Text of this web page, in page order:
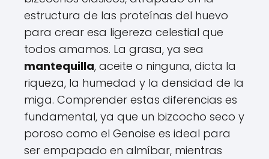
estructura de las proteínas del huevo
para crear esa ligereza celestial que
todos amamos. La grasa, ya sea
mantequilla, aceite o ninguna, dicta la
riqueza, la humedad y la densidad de la
miga. Comprender estas diferencias es
fundamental, ya que un bizcocho seco y
poroso como el Genoise es ideal para
ser empapado en almíbar, mientras